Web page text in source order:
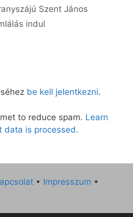
Szent János
indul
be kell jelentkezni.
to reduce spam. Learn
data is processed.
• Impresszum •